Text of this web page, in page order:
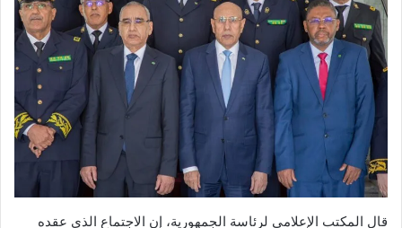
قال المكتب الإعلامي لرئاسة الجمهورية، إن الاجتماع الذي عقده